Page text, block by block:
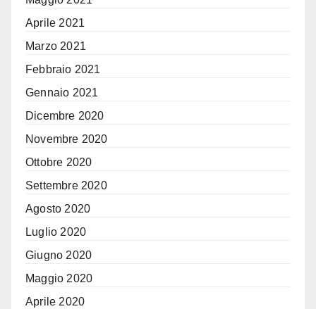
Aprile 2021
Marzo 2021
Febbraio 2021
Gennaio 2021
Dicembre 2020
Novembre 2020
Ottobre 2020
Settembre 2020
Agosto 2020
Luglio 2020
Giugno 2020
Maggio 2020
Aprile 2020